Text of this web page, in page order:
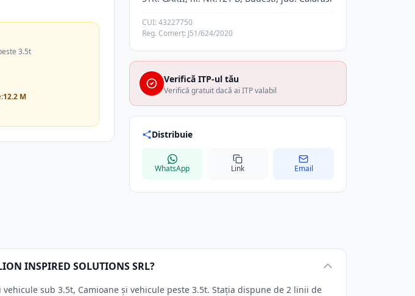
3.5t
12.2 M
CUI: 43227750
Reg. Comerț: J51/624/2020
Verifică ITP-ul tău
Verifică gratuit dacă ai ITP valabil
Distribuie
WhatsApp Link Email
INSPIRED SOLUTIONS SRL?
vehicule sub 3.5t, Camioane și vehicule peste 3.5t. Stația dispune de 2 linii de